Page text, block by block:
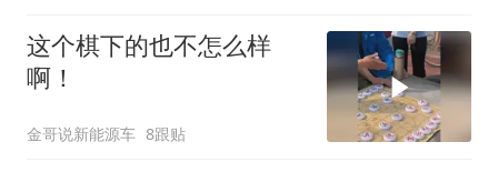
这个棋下的也不怎么样
啊！
金哥说新能源车 8跟贴